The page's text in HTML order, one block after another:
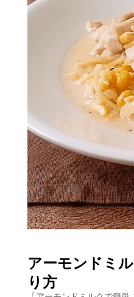
アーモンドミ
り方